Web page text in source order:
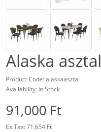
Alaska asztal
Product Code: alaskaasztal
Availability: In Stock
91,000 Ft
Ex Tax: 71,654 Ft